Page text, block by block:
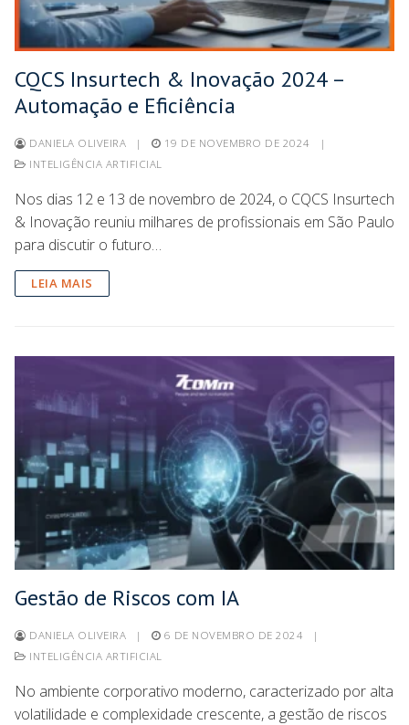
CQCS Insurtech & Inovação 2024 –
Automação e Eficiência
DANIELA OLIVEIRA | 19 DE NOVEMBRO DE 2024
|
INTELIGÊNCIA ARTIFICIAL
Nos dias 12 e 13 de novembro de 2024, o CQCS Insurtech
& Inovação reuniu milhares de profissionais em São Paulo
para discutir o futuro…
LEIA MAIS
Gestão de Riscos com IA
DANIELA OLIVEIRA | 6 DE NOVEMBRO DE 2024
|
INTELIGÊNCIA ARTIFICIAL
No ambiente corporativo moderno, caracterizado por alta
volatilidade e complexidade crescente, a gestão de riscos